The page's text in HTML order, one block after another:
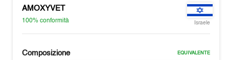
AMOXYVET
100%conformità Israele
Composizione EQUIVALENTE